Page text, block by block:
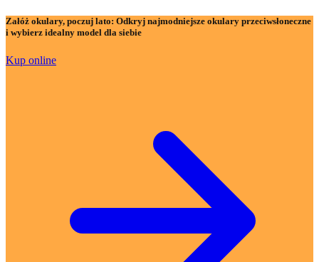
Załóż okulary, poczuj lato: Odkryj najmodniejsze okulary przeciwsłoneczne
i wybierz idealny model dla siebie
Kup online